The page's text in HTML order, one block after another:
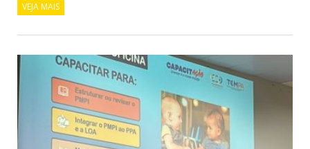
VEJA MAIS